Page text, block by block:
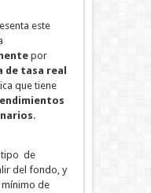
este
por
de tasa real
que tiene
.
de
del fondo, y
de